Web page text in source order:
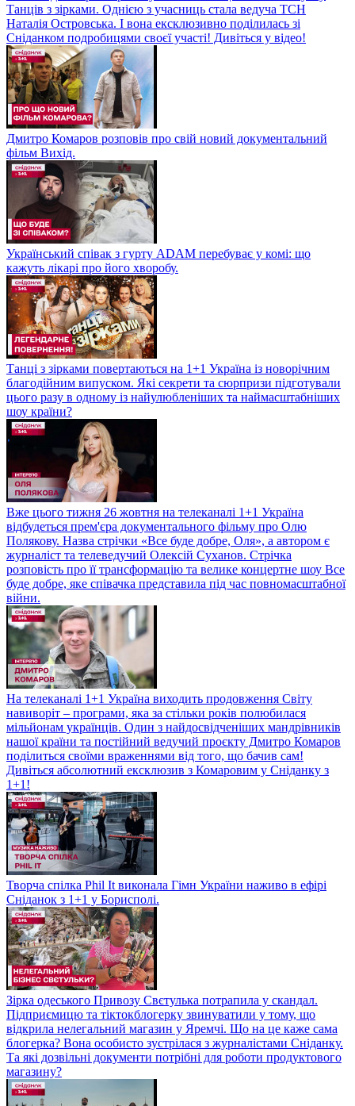
Танців з зірками. Однією з учасниць стала ведуча ТСН
Наталія Островська. І вона ексклюзивно поділилась зі
Сніданком подробицями своєї участі! Дивіться у відео!
Дмитро Комаров розповів про свій новий документальний
фільм Вихід.
Український співак з гурту ADAM перебуває у комі: що
кажуть лікарі про його хворобу.
Танці з зірками повертаються на 1+1 Україна із новорічним
благодійним випуском. Які секрети та сюрпризи підготували
цього разу в одному із найулюбленіших та наймасштабніших
шоу країни?
Вже цього тижня 26 жовтня на телеканалі 1+1 Україна
відбудеться прем'єра документального фільму про Олю
Полякову. Назва стрічки «Все буде добре, Оля», а автором є
журналіст та телеведучий Олексій Суханов. Стрічка
розповість про її трансформацію та велике концертне шоу Все
буде добре, яке співачка представила під час повномасштабної
війни.
На телеканалі 1+1 Україна виходить продовження Світу
навиворіт – програми, яка за стільки років полюбилася
мільйонам українців. Один з найдосвідченіших мандрівників
нашої країни та постійний ведучий проєкту Дмитро Комаров
поділиться своїми враженнями від того, що бачив сам!
Дивіться абсолютний ексклюзив з Комаровим у Сніданку з
1+1!
Творча спілка Phil It виконала Гімн України наживо в ефірі
Сніданок з 1+1 у Борисполі.
Зірка одеського Привозу Свєтулька потрапила у скандал.
Підприємицю та тіктокблогерку звинуватили у тому, що
відкрила нелегальний магазин у Яремчі. Що на це каже сама
блогерка? Вона особисто зустрілася з журналістами Сніданку.
Та які дозвільні документи потрібні для роботи продуктового
магазину?